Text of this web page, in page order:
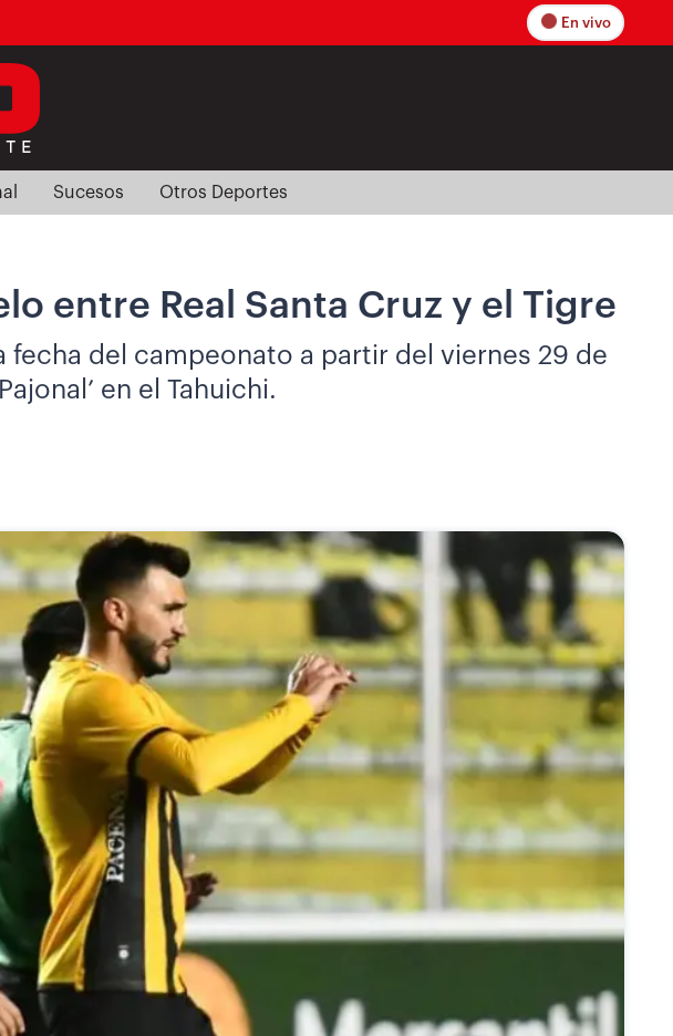
En vivo
Sucesos Otros Deportes
entre Real Santa Cruz y el Tigre
del campeonato a partir del viernes 29 de
en el Tahuichi.